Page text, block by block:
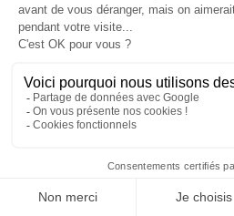
Habillage savon mariage